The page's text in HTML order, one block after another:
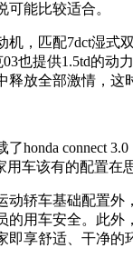
能比较适合。
，匹配7dct湿
提供1.5td的动
放全部激情，这
connect
车该有的配置
轿车基础配置
用车安全。此
享舒适、干净